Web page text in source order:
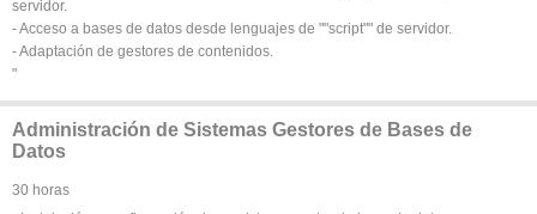
servidor.
- Acceso a bases de datos desde lenguajes de ""script"" de servidor.
- Adaptación de gestores de contenidos.
"
Administración de Sistemas Gestores de Bases de
Datos
30 horas